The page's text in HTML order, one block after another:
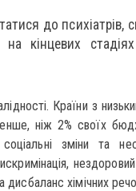
до психіатрів,
кінцевих
Країни з
ніж 2% своїх
зміни та
хімічних